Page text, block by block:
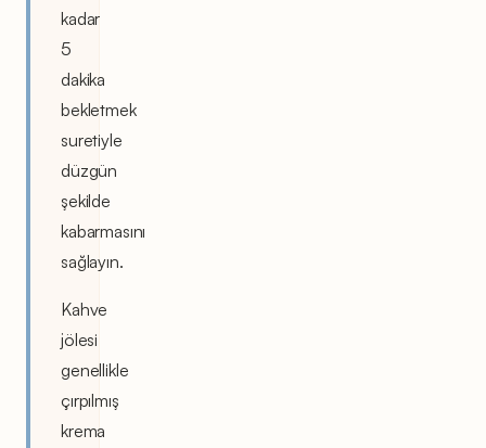
kadar
5
dakika
bekletmek
suretiyle
düzgün
şekilde
kabarmasını
sağlayın.
Kahve
jölesi
genellikle
çırpılmış
krema